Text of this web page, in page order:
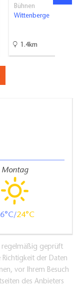
Bühnen
Wittenberge
1.4km
Montag
24
regelmäßig geprüft
der Daten
vor Ihrem Besuch
des Anbieters